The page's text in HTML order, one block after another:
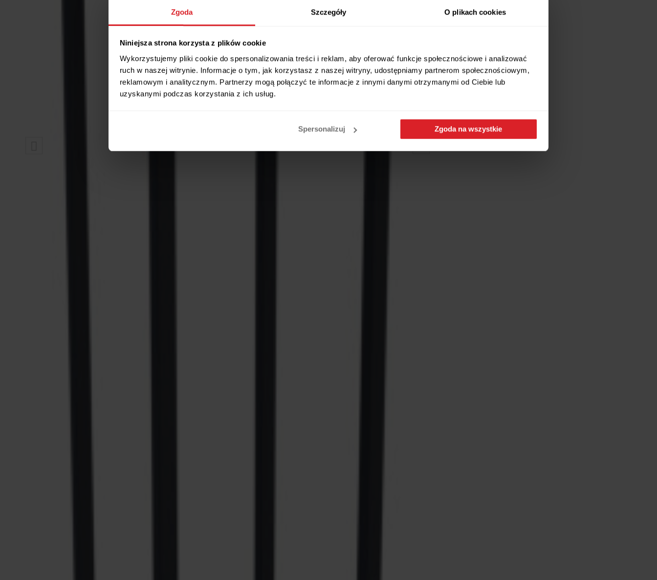
Zgoda Szczegóły O plikach cookies
Niniejsza strona korzysta z plików cookie
Wykorzystujemy pliki cookie do spersonalizowania treści i reklam, aby oferować funkcje społecznościowe i analizować
ruch w naszej witrynie. Informacje o tym, jak korzystasz z naszej witryny, udostępniamy partnerom społecznościowym,
reklamowym i analitycznym. Partnerzy mogą połączyć te informacje z innymi danymi otrzymanymi od Ciebie lub
uzyskanymi podczas korzystania z ich usług.
Spersonalizuj Zgoda na wszystkie